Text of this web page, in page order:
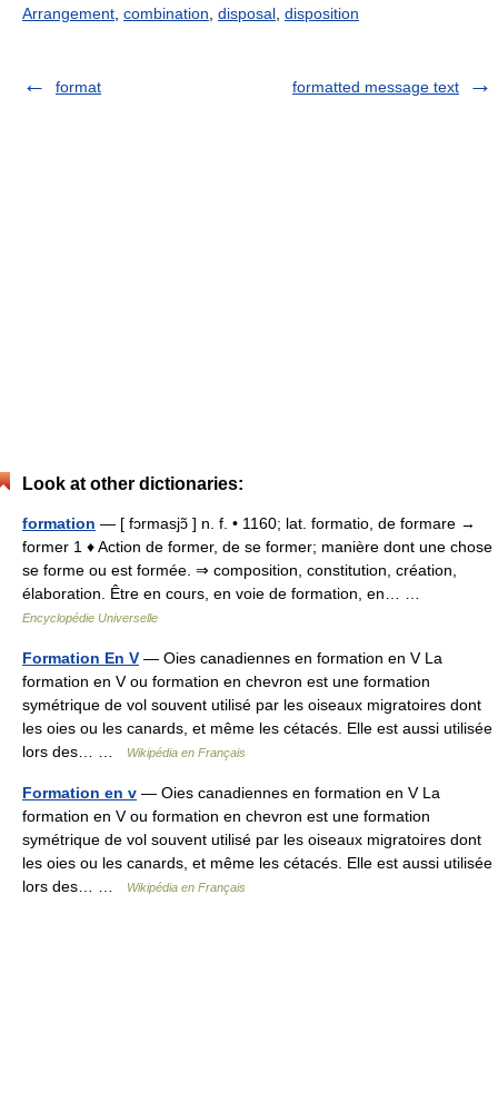
Arrangement combination disposal disposition
format formatted message text
Look at other dictionaries:
formation — [ fɔrmasjɔ̃ ] n. f. • 1160; lat. formatio, de formare →
former 1 ♦ Action de former, de se former; manière dont une chose
se forme ou est formée. ⇒ composition, constitution, création,
élaboration. Être en cours, en voie de formation, en… …
Encyclopédie Universelle
Formation En V — Oies canadiennes en formation en V La
formation en V ou formation en chevron est une formation
symétrique de vol souvent utilisé par les oiseaux migratoires dont
les oies ou les canards, et même les cétacés. Elle est aussi utilisée
lors des… …
Wikipédia en Français
Formation en v — Oies canadiennes en formation en V La
formation en V ou formation en chevron est une formation
symétrique de vol souvent utilisé par les oiseaux migratoires dont
les oies ou les canards, et même les cétacés. Elle est aussi utilisée
lors des… …
Wikipédia en Français